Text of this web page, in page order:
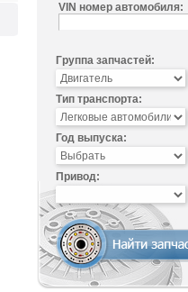
VIN номер автомобиля:
Группа запчастей:
Тип транспорта:
Год выпуска:
Привод: